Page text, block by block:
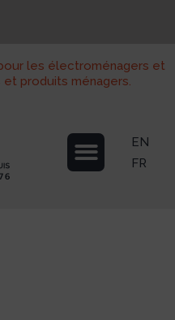
les électroménagers et
produits ménagers.
EN
FR